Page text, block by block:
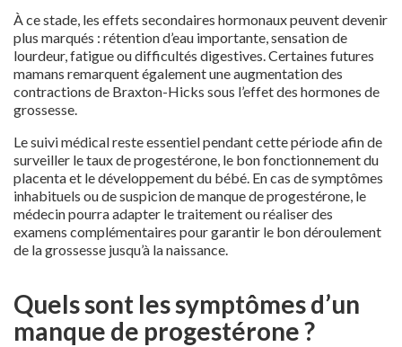
À ce stade, les effets secondaires hormonaux peuvent devenir
plus marqués : rétention d’eau importante, sensation de
lourdeur, fatigue ou difficultés digestives. Certaines futures
mamans remarquent également une augmentation des
contractions de Braxton-Hicks sous l’effet des hormones de
grossesse.
Le suivi médical reste essentiel pendant cette période afin de
surveiller le taux de progestérone, le bon fonctionnement du
placenta et le développement du bébé. En cas de symptômes
inhabituels ou de suspicion de manque de progestérone, le
médecin pourra adapter le traitement ou réaliser des
examens complémentaires pour garantir le bon déroulement
de la grossesse jusqu’à la naissance.
Quels sont les symptômes d’un
manque de progestérone ?